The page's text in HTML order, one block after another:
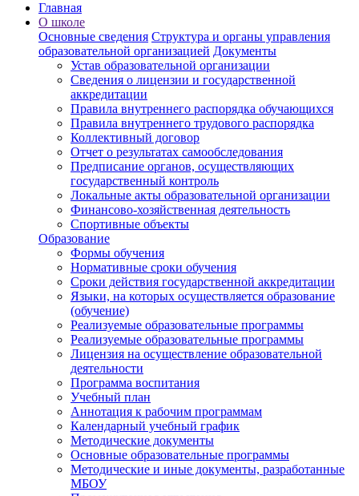
Главная
О школе
Основные сведения Структура и органы управления
образовательной организацией Документы
Устав образовательной организации
Сведения о лицензии и государственной
аккредитации
Правила внутреннего распорядка обучающихся
Правила внутреннего трудового распорядка
Коллективный договор
Отчет о результатах самообследования
Предписание органов, осуществляющих
государственный контроль
Локальные акты образовательной организации
Финансово-хозяйственная деятельность
Спортивные объекты
Образование
Формы обучения
Нормативные сроки обучения
Сроки действия государственной аккредитации
Языки, на которых осуществляется образование
(обучение)
Реализуемые образовательные программы
Реализуемые образовательные программы
Лицензия на осуществление образовательной
деятельности
Программа воспитания
Учебный план
Аннотация к рабочим программам
Календарный учебный график
Методические документы
Основные образовательные программы
Методические и иные документы, разработанные
МБОУ